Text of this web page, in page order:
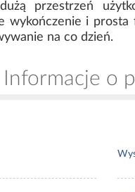
przestrzeń
wykończenie i
na co dzień.
Informacje o